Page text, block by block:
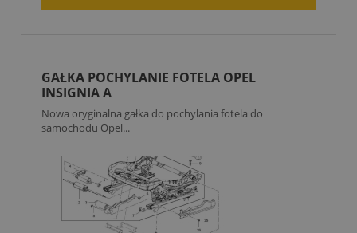
GAŁKA POCHYLANIE FOTELA OPEL
INSIGNIA A
Nowa oryginalna gałka do pochylania fotela do
samochodu Opel...